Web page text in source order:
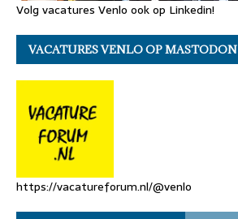
Volg vacatures Venlo ook op Linkedin!
VACATURES VENLO OP MASTODON
https://vacatureforum.nl/@venlo